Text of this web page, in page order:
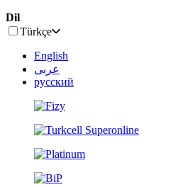
Dil
Türkçe
English
عربى
русский